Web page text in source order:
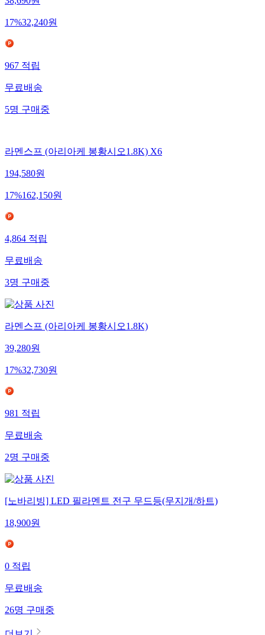
38,690원
17%32,240원
967적립
무료배송
5명구매중
라멘스프 (아리아케 봉황시오1.8K) X6
194,580원
17%162,150원
4,864적립
무료배송
3명구매중
라멘스프 (아리아케 봉황시오1.8K)
39,280원
17%32,730원
981적립
무료배송
2명구매중
[노바리빙] LED 필라멘트 전구 무드등(무지개/하트)
18,900원
0적립
무료배송
26명구매중